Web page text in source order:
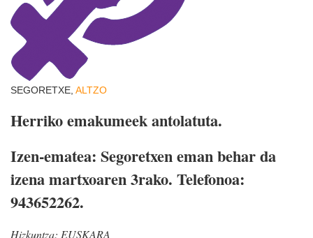
SEGORETXE, ALTZO
Herriko emakumeek antolatuta.
Izen-ematea: Segoretxen eman behar da
izena martxoaren 3rako. Telefonoa:
943652262.
Hizkuntza: EUSKARA